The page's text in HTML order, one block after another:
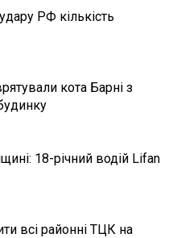
РФ кількість
кота Барні з
18-річний водій Lifan
всі районні ТЦК на